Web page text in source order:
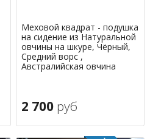
Меховой квадрат - подушка
на сидение из Натуральной
овчины на шкуре, Чёрный,
Средний ворс ,
Австралийская овчина
2 700 руб